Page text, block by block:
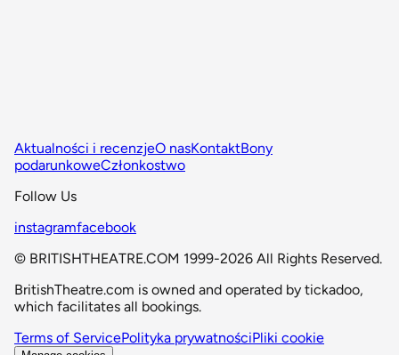
Aktualności i recenzjeO nasKontaktBony
podarunkoweCzłonkostwo
Follow Us
instagramfacebook
© BRITISHTHEATRE.COM 1999-2026 All Rights Reserved.
BritishTheatre.com is owned and operated by tickadoo,
which facilitates all bookings.
Terms of ServicePolityka prywatnościPliki cookie